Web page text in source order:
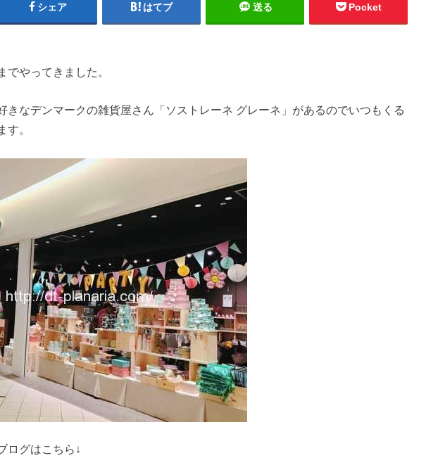
シェア はてブ 送る Pocket
でやってきました。
きなデンマークの雑貨屋さん「ソストレーネ グレーネ」があるのでいつもくる
す。
ログはこちら↓